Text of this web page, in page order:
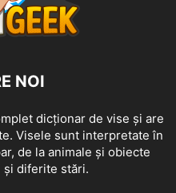
NOI
dicționar de vise și are
Visele sunt interpretate în
de la animale și obiecte
și diferite stări.